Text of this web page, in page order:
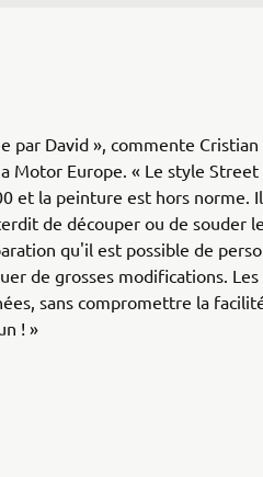
par David », commente Cristian
Motor Europe. « Le style Street
et la peinture est hors norme.
de découper ou de souder
qu'il est possible de
de grosses modifications. Les
sans compromettre la
! »